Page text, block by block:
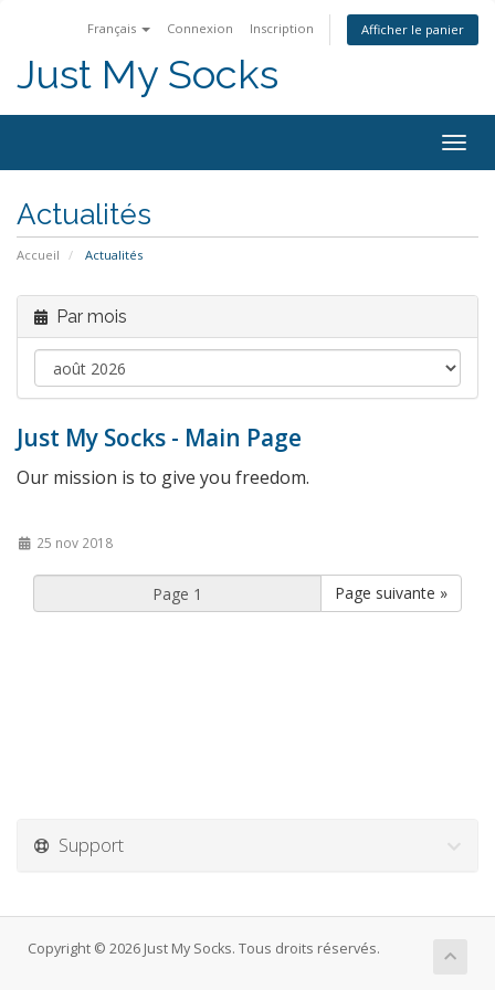
Français Connexion Inscription Afficher le panier
Just My Socks
Actualités
Accueil Actualités
Par mois
Just My Socks - Main Page
Our mission is to give you freedom.
25 nov 2018
Page suivante »
Support
Copyright © 2026 Just My Socks. Tous droits réservés.